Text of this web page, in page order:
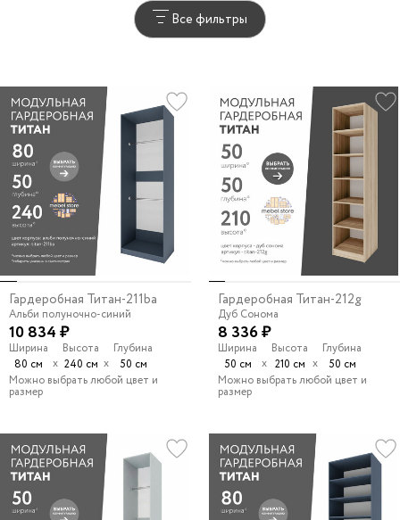
Все фильтры
Гардеробная Титан-211ba
Альби полуночно-синий
10 834 ₽
Ширина
80 см
х
Высота
240 см х
Глубина
50 см
Можно выбрать любой цвет и
размер
Гардеробная Титан-212g
Дуб Сонома
8 336 ₽
Ширина
50 см
х
Высота
210 см х
Глубина
50 см
Можно выбрать любой цвет и
размер